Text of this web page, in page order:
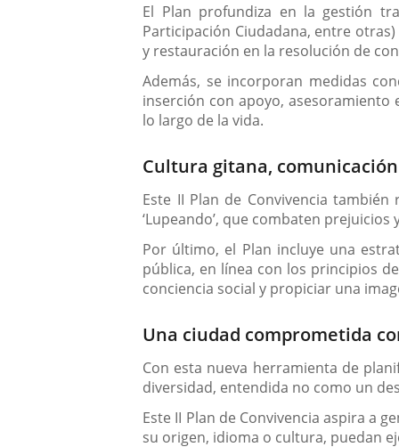
El Plan profundiza en la gestión
Participación Ciudadana, entre
y restauración en la resolución de
Además, se incorporan medidas
inserción con apoyo,
lo largo de la vida.
Cultura gitana,
Este II Plan de Convivencia
‘Lupeando’, que combaten
Por último, el Plan incluye una
pública, en línea con los principios
conciencia social y propiciar una
Una ciudad comprometida
Con esta nueva herramienta de
diversidad, entendida no como un
Este II Plan de Convivencia aspira a
su origen, idioma o cultura, puedan